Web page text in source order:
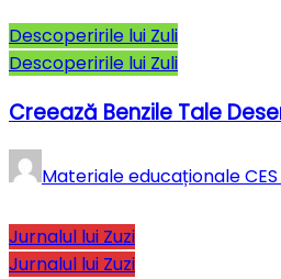
Descoperirile lui Zuli
Descoperirile lui Zuli
Creează Benzile Tale
Materiale educaționale CES
Jurnalul lui Zuzi
Jurnalul lui Zuzi